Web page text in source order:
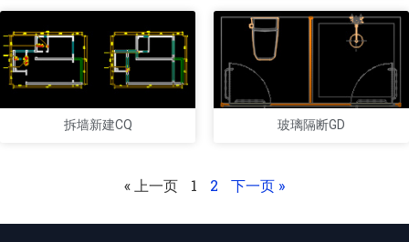
拆墙新建CQ 玻璃隔断GD
« 上一页 1 2 下一页 »